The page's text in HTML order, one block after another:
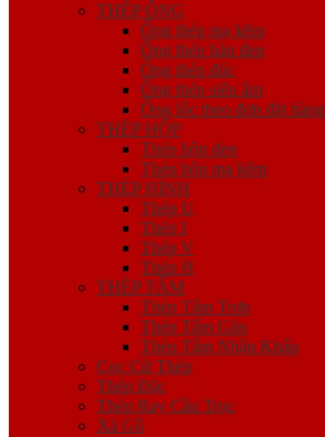
THÉP ỐNG
Ống thép mạ kẽm
Ống thép hàn đen
Ống thép đúc
Ống thép siêu âm
Ống lốc theo đơn đặt hàng
THÉP HỘP
Thép hộp đen
Thép hộp mạ kẽm
THÉP HÌNH
Thép U
Thép I
Thép V
Thép H
THÉP TẤM
Thép Tấm Trơn
Thép Tấm Gân
Thép Tấm Nhập Khẩu
Cọc Cừ Thép
Thép Đặc
Thép Ray Cầu Trục
Xà Gồ